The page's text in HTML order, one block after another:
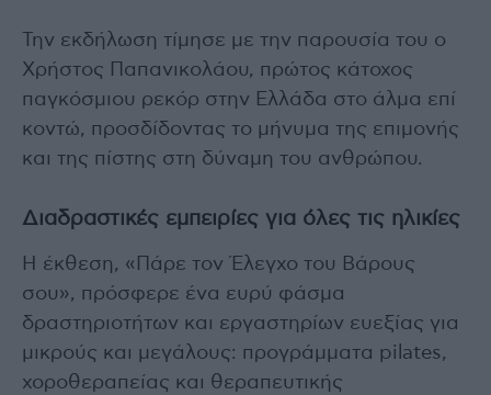
Την εκδήλωση τίμησε με την παρουσία του ο
Χρήστος Παπανικολάου, πρώτος κάτοχος
παγκόσμιου ρεκόρ στην Ελλάδα στο άλμα επί
κοντώ, προσδίδοντας το μήνυμα της επιμονής
και της πίστης στη δύναμη του ανθρώπου.
Διαδραστικές εμπειρίες για όλες τις ηλικίες
Η έκθεση, «Πάρε τον Έλεγχο του Βάρους
σου», πρόσφερε ένα ευρύ φάσμα
δραστηριοτήτων και εργαστηρίων ευεξίας για
μικρούς και μεγάλους: προγράμματα pilates,
χοροθεραπείας και θεραπευτικής